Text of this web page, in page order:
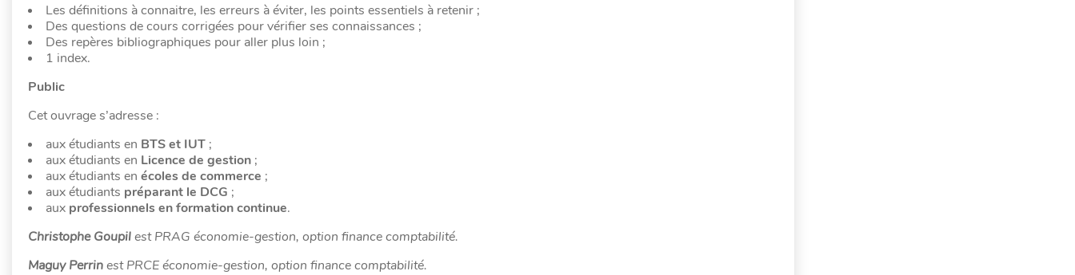
Les définitions à connaitre, les erreurs à éviter, les points essentiels à retenir ;
Des questions de cours corrigées pour vérifier ses connaissances ;
Des repères bibliographiques pour aller plus loin ;
1 index.
Public
Cet ouvrage s’adresse :
aux étudiants en BTS et IUT ;
aux étudiants en Licence de gestion ;
aux étudiants en écoles de commerce ;
aux étudiants préparant le DCG ;
aux professionnels en formation continue.
Christophe Goupilest PRAG économie-gestion, option finance comptabilité.
Maguy Perrinest PRCE économie-gestion, option finance comptabilité.